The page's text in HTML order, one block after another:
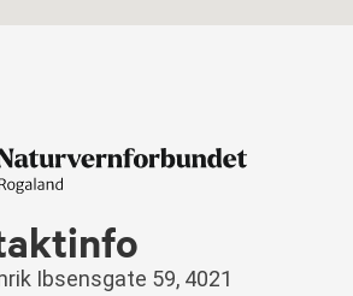
Ibsensgate 59, 4021